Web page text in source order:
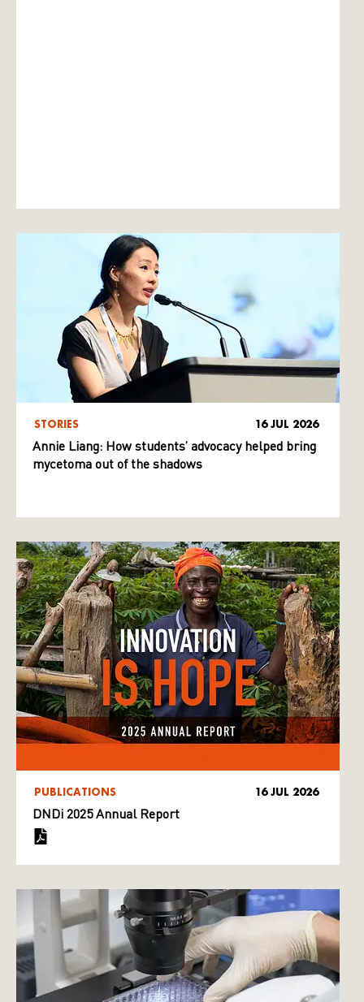
STORIES 16 JUL 2026
Annie Liang: How students’ advocacy helped bring
mycetoma out of the shadows
PUBLICATIONS 16 JUL 2026
DNDi 2025 Annual Report